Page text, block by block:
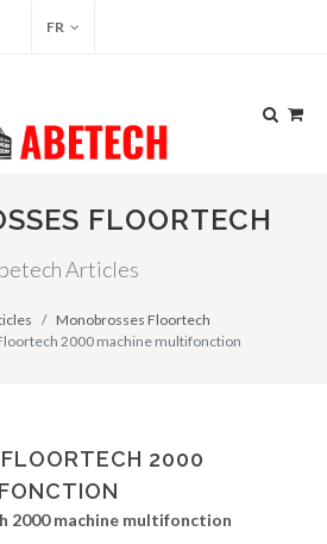
FR
FLOORTECH
Articles
Monobrosses Floortech
2000 machine multifonction
2000
2000 machine multifonction